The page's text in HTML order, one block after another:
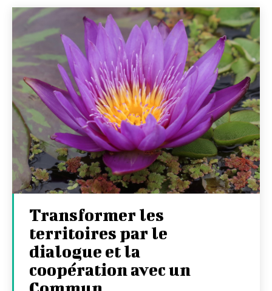
Transformer les
territoires par le
dialogue et la
coopération avec un